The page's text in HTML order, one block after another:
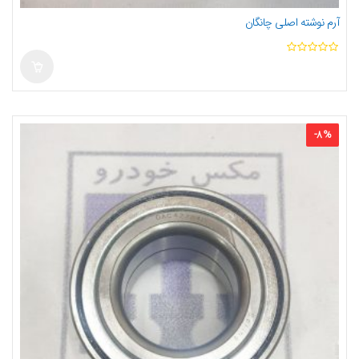
آرم نوشته اصلی چانگان
-8%